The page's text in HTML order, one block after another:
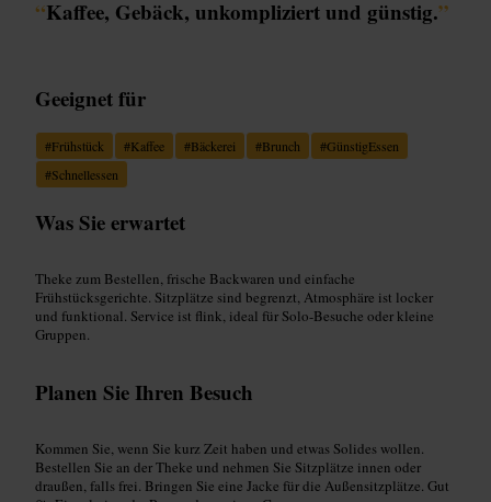
“Kaffee, Gebäck, unkompliziert und günstig.”
Geeignet für
#Frühstück #Kaffee #Bäckerei #Brunch #GünstigEssen
#Schnellessen
Was Sie erwartet
Theke zum Bestellen, frische Backwaren und einfache
Frühstücksgerichte. Sitzplätze sind begrenzt, Atmosphäre ist locker
und funktional. Service ist flink, ideal für Solo-Besuche oder kleine
Gruppen.
Planen Sie Ihren Besuch
Kommen Sie, wenn Sie kurz Zeit haben und etwas Solides wollen.
Bestellen Sie an der Theke und nehmen Sie Sitzplätze innen oder
draußen, falls frei. Bringen Sie eine Jacke für die Außensitzplätze. Gut